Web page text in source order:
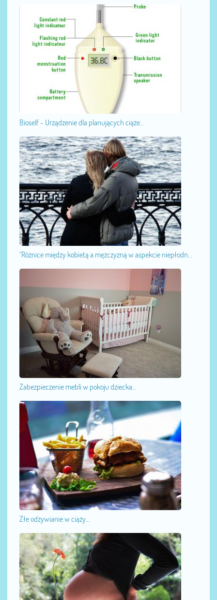
Bioself - Urządzenie dla planujących ciąże...
"Różnice między kobietą a mężczyzną w aspekcie niepłodn...
Zabezpieczenie mebli w pokoju dziecka...
Złe odżywianie w ciąży...